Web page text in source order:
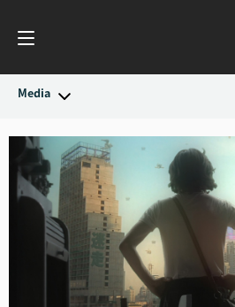
Media
最新动态
新闻存档
新闻图片
Argentina
Australia
Austria
Brazil
Canada